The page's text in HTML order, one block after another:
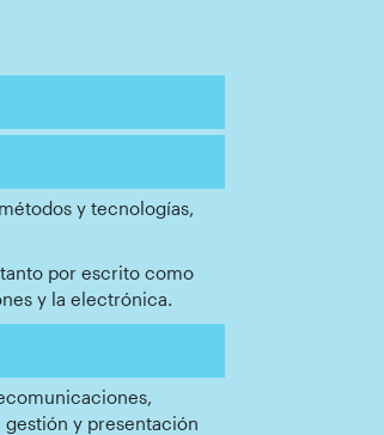
y tecnologías,
por escrito como
y la electrónica.
y presentación